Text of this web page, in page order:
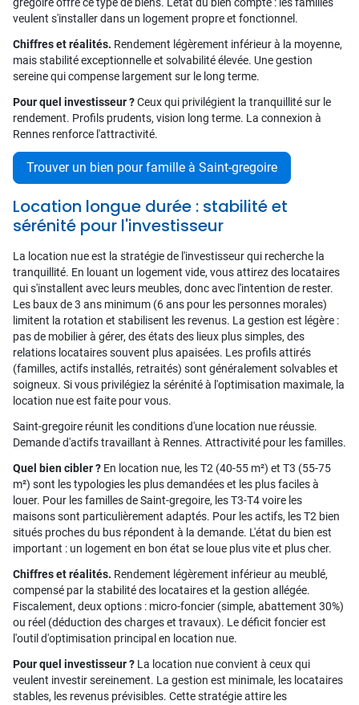
veulent s'installer dans un logement propre et fonctionnel.
Chiffres et réalités. Rendement légèrement inférieur à la moyenne,
mais stabilité exceptionnelle et solvabilité élevée. Une gestion
sereine qui compense largement sur le long terme.
Pour quel investisseur ?Ceux qui privilégient la tranquillité sur le
rendement. Profils prudents, vision long terme. La connexion à
Rennes renforce l'attractivité.
Trouver un bien pour famille à Saint-gregoire
Location longue durée : stabilité et
sérénité pour l'investisseur
La location nue est la stratégie de l'investisseur qui recherche la
tranquillité. En louant un logement vide, vous attirez des locataires
qui s'installent avec leurs meubles, donc avec l'intention de rester.
Les baux de 3 ans minimum (6 ans pour les personnes morales)
limitent la rotation et stabilisent les revenus. La gestion est légère :
pas de mobilier à gérer, des états des lieux plus simples, des
relations locataires souvent plus apaisées. Les profils attirés
(familles, actifs installés, retraités) sont généralement solvables et
soigneux. Si vous privilégiez la sérénité à l'optimisation maximale, la
location nue est faite pour vous.
Saint-gregoire réunit les conditions d'une location nue réussie.
Demande d'actifs travaillant à Rennes. Attractivité pour les familles.
Quel bien cibler ? En location nue, les T2 (40-55 m²) et T3 (55-75
m²) sont les typologies les plus demandées et les plus faciles à
louer. Pour les familles de Saint-gregoire, les T3-T4 voire les
maisons sont particulièrement adaptés. Pour les actifs, les T2 bien
situés proches du bus répondent à la demande. L'état du bien est
important : un logement en bon état se loue plus vite et plus cher.
Chiffres et réalités. Rendement légèrement inférieur au meublé,
compensé par la stabilité des locataires et la gestion allégée.
Fiscalement, deux options : micro-foncier (simple, abattement 30%)
ou réel (déduction des charges et travaux). Le déficit foncier est
l'outil d'optimisation principal en location nue.
Pour quel investisseur ? La location nue convient à ceux qui
veulent investir sereinement. La gestion est minimale, les locataires
stables, les revenus prévisibles. Cette stratégie attire les